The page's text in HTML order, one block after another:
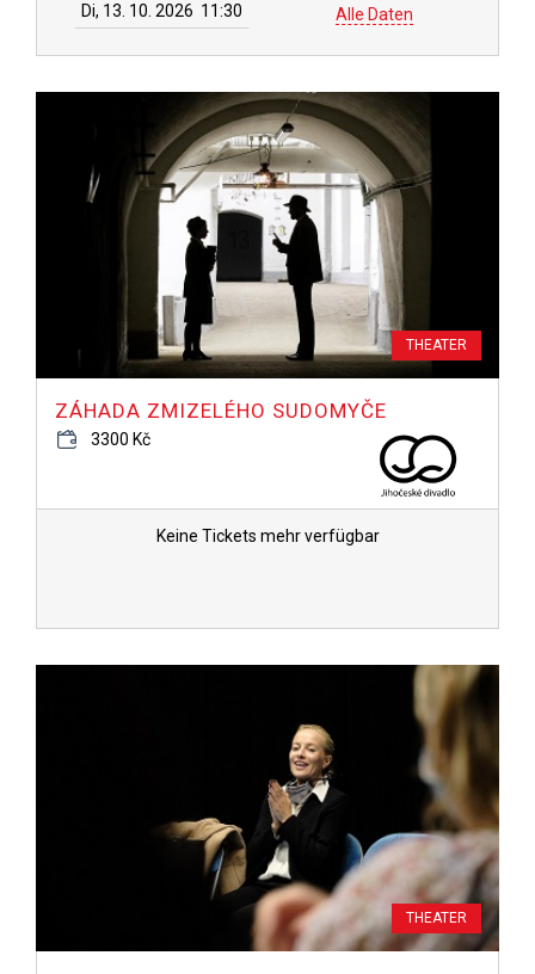
Di, 13. 10. 2026 11:30 Alle Daten
THEATER
ZÁHADA ZMIZELÉHO SUDOMYČE
3300 Kč
Keine Tickets mehr verfügbar
THEATER